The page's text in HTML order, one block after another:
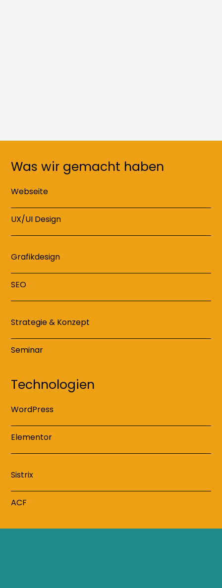
Was wir gemacht haben
Webseite
UX/UI Design
Grafikdesign
SEO
Strategie & Konzept
Seminar
Technologien
WordPress
Elementor
Sistrix
ACF